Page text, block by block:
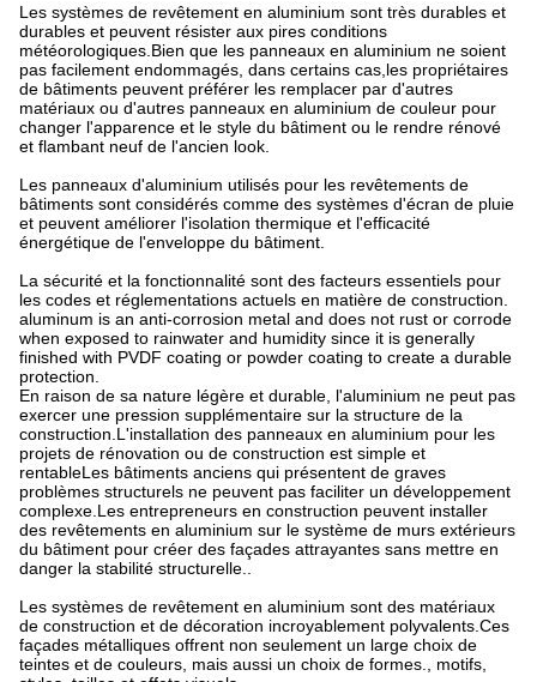
Les systèmes de revêtement en aluminium sont très durables et
durables et peuvent résister aux pires conditions
météorologiques.Bien que les panneaux en aluminium ne soient
pas facilement endommagés, dans certains cas,les propriétaires
de bâtiments peuvent préférer les remplacer par d'autres
matériaux ou d'autres panneaux en aluminium de couleur pour
changer l'apparence et le style du bâtiment ou le rendre rénové
et flambant neuf de l'ancien look.
Les panneaux d'aluminium utilisés pour les revêtements de
bâtiments sont considérés comme des systèmes d'écran de pluie
et peuvent améliorer l'isolation thermique et l'efficacité
énergétique de l'enveloppe du bâtiment.
La sécurité et la fonctionnalité sont des facteurs essentiels pour
les codes et réglementations actuels en matière de construction.
aluminum is an anti-corrosion metal and does not rust or corrode
when exposed to rainwater and humidity since it is generally
finished with PVDF coating or powder coating to create a durable
protection.
En raison de sa nature légère et durable, l'aluminium ne peut pas
exercer une pression supplémentaire sur la structure de la
construction.L'installation des panneaux en aluminium pour les
projets de rénovation ou de construction est simple et
rentableLes bâtiments anciens qui présentent de graves
problèmes structurels ne peuvent pas faciliter un développement
complexe.Les entrepreneurs en construction peuvent installer
des revêtements en aluminium sur le système de murs extérieurs
du bâtiment pour créer des façades attrayantes sans mettre en
danger la stabilité structurelle..
Les systèmes de revêtement en aluminium sont des matériaux
de construction et de décoration incroyablement polyvalents.Ces
façades métalliques offrent non seulement un large choix de
teintes et de couleurs, mais aussi un choix de formes., motifs,